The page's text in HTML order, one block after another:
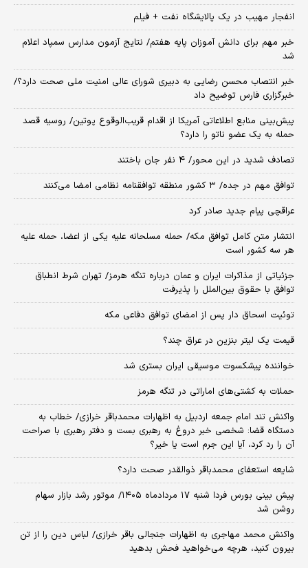
انفجار مهیب در یک پالایشگاه نفت + فیلم
خبر مهم برای دانش آموزان پایه هفتم/ نتایج آزمون مدارس سمپاد اعلام
شد
خبر انتصاب محسن رضایی به دبیری شورای عالی امنیت ملی صحت دارد؟/
خبرگزاری فارس توضیح داد
پیش‌بینی منابع اطلاعاتی آمریکا از اقدام قریب‌الوقوع پوتین/ روسیه قصد
حمله به یک عضو ناتو را دارد؟
تصادف شدید در این محور/ ۴ نفر جان باختند
توافق مهم در جده/ ۳ کشور منطقه توافقنامه نظامی امضا می‌کنند
عراقچی پیام جدید صادر کرد
انتشار متن کامل توافق مکه/ حمله مسلحانه علیه یکی از اعضا، حمله علیه
هر سه کشور است
جزئیاتی از مذاکرات ایران و عمان درباره تنگه هرمز/ تهران شرط انطباق
توافق با حقوق بین‌الملل را پذیرفت
توئیت اسحاق دار پس از امضای توافق دفاعی مکه
قیمت یک لیتر بنزین در عراق چند؟
خواننده پیشکسوت موسیقی ایران بستری شد
حملات به کشتی‌های اماراتی در تنگه هرمز
واکنش تند امام جمعه اردبیل به اظهارات محمدباقر خرازی/ خطاب به
دستگاه قضا: شخصی خبر دروغ به رهبری بست و دفتر رهبری با صراحت
آن را رد کرد، آیا این جرم است یا خیر؟
شایعه استعفای محمدباقر ذوالقدر صحت دارد؟
پیش بینی بورس فردا شنبه ۱۷ مردادماه ۱۴۰۵/ موتور رشد بازار سهام
روشن شد
واکنش محمد مهاجری به اظهارات جنجالی باقر خرازی/ لباس دین را از تن
بیرون کنید، هرچه می‌خواهید فحش بدهید